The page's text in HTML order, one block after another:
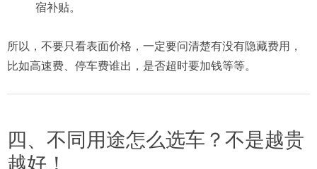
宿补贴。
所以，不要只看表面价格，一定要问清楚有没有隐藏费用，
比如高速费、停车费谁出，是否超时要加钱等等。
四、不同用途怎么选车？不是越贵
越好！